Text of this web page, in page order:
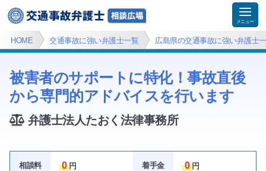
HOME 交通事故に強い弁護士一覧 広島県の交通事故に強い弁護士
被害者のサポートに特化！事故直後
から専門的アドバイスを行います
弁護士法人たおく法律事務所
相談料 0 円 着手金 0 円